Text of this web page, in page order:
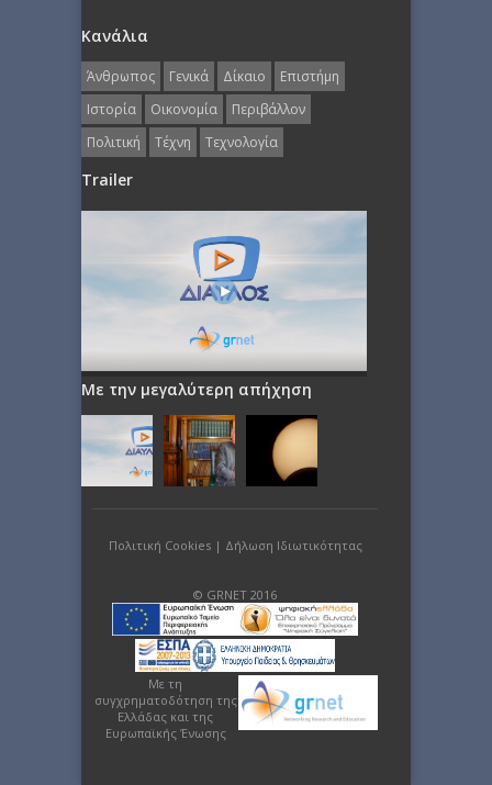
Κανάλια
Άνθρωπος Γενικά Δίκαιο
Επιστήμη
Ιστορία
Οικονομία
Περιβάλλον
Πολιτική
Τέχνη Τεχνολογία
Trailer
Με την μεγαλύτερη απήχηση
Πολιτική Cookies| Δήλωση Ιδιωτικότητας
© GRNET 2016
Με τη
συγχρηματοδότηση της
Ελλάδας και της
Ευρωπαϊκής Ένωσης